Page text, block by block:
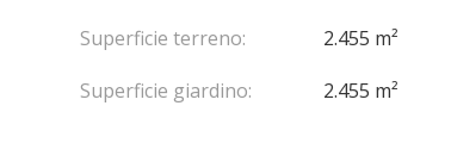
Superficie terreno:
2.455 m²
Superficie giardino:
2.455 m²